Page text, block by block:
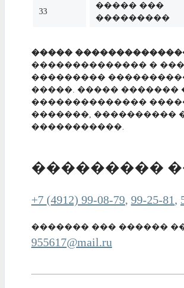
33
����� ���
���������
�����
�������������� �
���������
�����. ����� �������
��������������
�������, ����������
�����������.
���������
+7 (4912) 99-08-79, 99-25-81 ,
������� ��� ������
955617@mail.ru